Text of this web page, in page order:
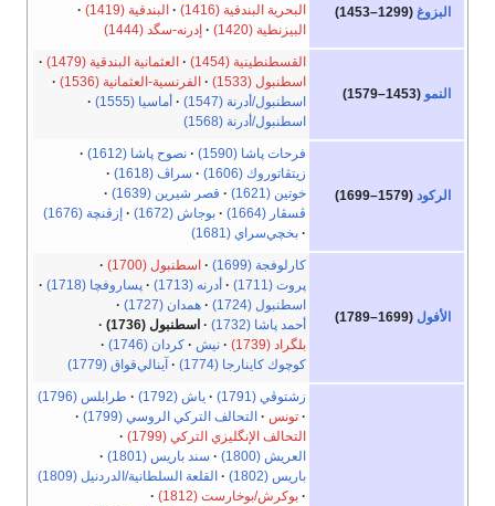
البزوغ (1299–1453)
البحرية البندقية (1416)
البندقية (1419)
البيزنطية (1420)
إدرنه-سگد (1444)
النمو (1453–1579)
القسطنطينية (1454)
العثمانية البندقية (1479)
اسطنبول (1533)
الفرنسية-العثمانية (1536)
اسطنبول/أدرنة (1547)
أماسيا (1555)
اسطنبول/أدرنة (1568)
الركود (1579–1699)
فرحات پاشا (1590)
نصوح پاشا (1612)
زيتڤاتوروك (1606)
سراڤ (1618)
خوتين (1621)
قصر شيرين (1639)
ڤسڤار (1664)
بوجاش (1672)
إزڤنچة (1676)
بخچي‌سراي (1681)
الأفول (1699–1789)
كارلوفجة (1699)
اسطنبول (1700)
پروت (1711)
أدرنه (1713)
پساروفچا (1718)
اسطنبول (1724)
همدان (1727)
أحمد پاشا (1732)
اسطنبول (1736)
بلگراد (1739)
نيش
كردان (1746)
كوچوك كاينارجا (1774)
آينالي‌قواق (1779)
زشتوڤي (1791) ياش (1792)
طرابلس (1796)
تونس
التحالف التركي الروسي (1799)
التحالف الإنگليزي التركي (1799)
العريش (1800)
سند باريس (1801)
باريس (1802)
القلعة السلطانية/الدردنيل (1809)
بوكرش/بوخارست (1812)